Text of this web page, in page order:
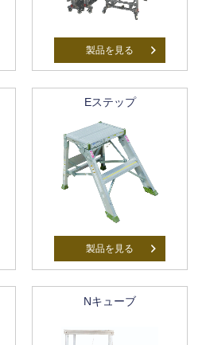
製品を見る
Eステップ
製品を見る
Nキューブ